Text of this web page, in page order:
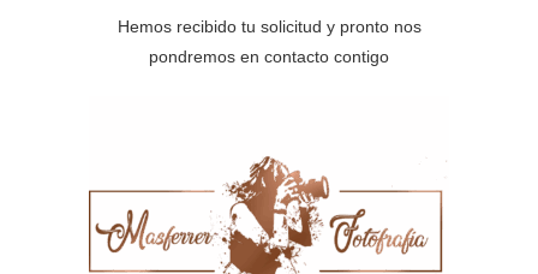
Hemos recibido tu solicitud y pronto nos
pondremos en contacto contigo